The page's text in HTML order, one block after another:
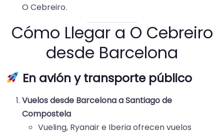
O Cebreiro.
Cómo Llegar a O Cebreiro
desde Barcelona
En avión y transporte público
Vuelos desde Barcelona a Santiago de
Compostela
Vueling, Ryanair e Iberia ofrecen vuelos